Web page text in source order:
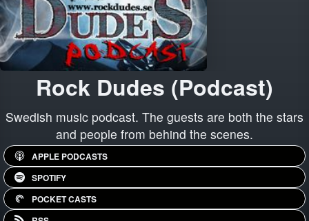
Rock Dudes (Podcast)
Swedish music podcast. The guests are both the stars
and people from behind the scenes.
APPLE PODCASTS
SPOTIFY
POCKET CASTS